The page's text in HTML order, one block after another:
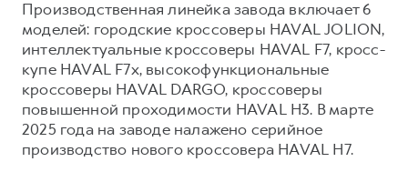
Производственная линейка завода включает 6
моделей: городские кроссоверы HAVAL JOLION,
интеллектуальные кроссоверы HAVAL F7, кросс-
купе HAVAL F7x, высокофункциональные
кроссоверы HAVAL DARGO, кроссоверы
повышенной проходимости HAVAL H3. В марте
2025 года на заводе налажено серийное
производство нового кроссовера HAVAL H7.